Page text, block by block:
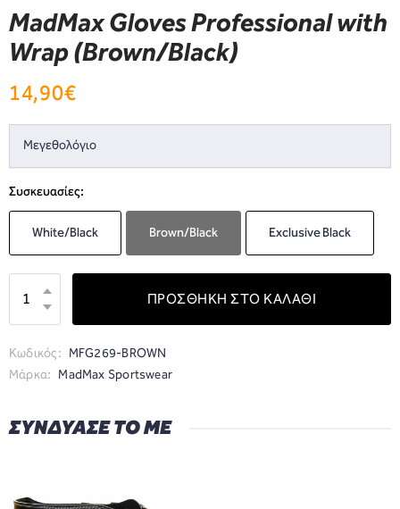
MadMax Gloves Professional with
Wrap (Brown/Black)
14,90€
Μεγεθολόγιο
Συσκευασίες:
White/Black Brown/Black Exclusive Black
ΠΡΟΣΘΗΚΗ ΣΤΟ ΚΑΛΑΘΙ
Κωδικός: MFG269-BROWN
Μάρκα: MadMax Sportswear
ΣΥΝΔΥΑΣΕ ΤΟ ΜΕ